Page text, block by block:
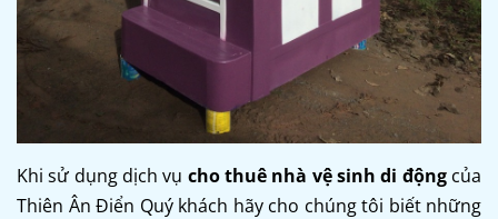
Khi sử dụng dịch vụ cho thuê nhà vệ sinh di độngcủa
Thiên Ân Điển Quý khách hãy cho chúng tôi biết những